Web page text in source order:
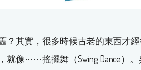
？其實，很多時候古老的東西才
就像⋯⋯搖擺舞（Swing Dance）。